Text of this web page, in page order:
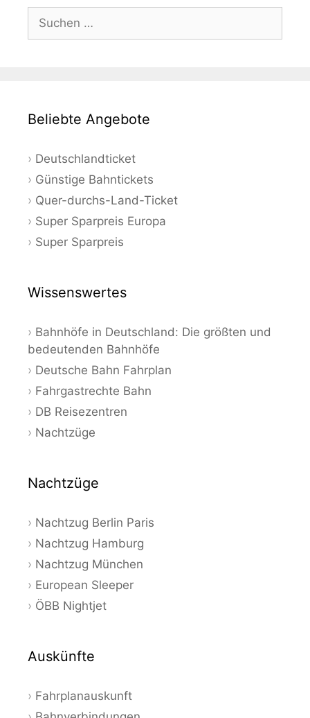
nach:
Beliebte Angebote
Deutschlandticket
Günstige Bahntickets
Quer-durchs-Land-Ticket
Super Sparpreis Europa
Super Sparpreis
Wissenswertes
Bahnhöfe in Deutschland: Die größten und
bedeutenden Bahnhöfe
Deutsche Bahn Fahrplan
Fahrgastrechte Bahn
DB Reisezentren
Nachtzüge
Nachtzüge
Nachtzug Berlin Paris
Nachtzug Hamburg
Nachtzug München
European Sleeper
ÖBB Nightjet
Auskünfte
Fahrplanauskunft